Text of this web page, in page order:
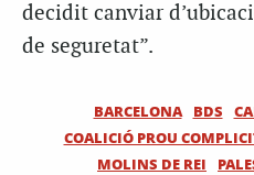
decidit canviar
de seguretat”.
BARCELONA BDS
COALICIÓ PROU
MOLINS DE REI